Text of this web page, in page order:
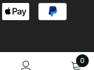
0